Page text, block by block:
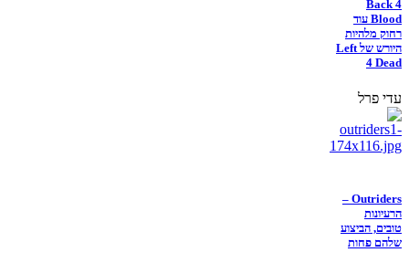
Back 4
Blood עוד
רחוק מלהיות
היורש של Left
4 Dead
עדי פרל
Outriders –
הרעיונות
טובים, הביצוע
שלהם פחות